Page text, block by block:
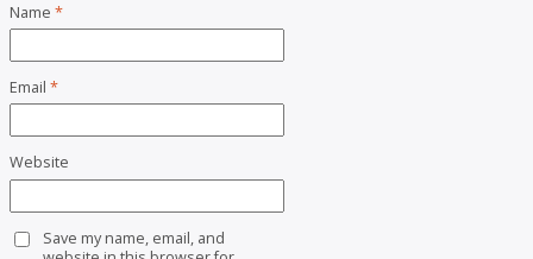
Name *
Email *
Website
Save my name, email, and